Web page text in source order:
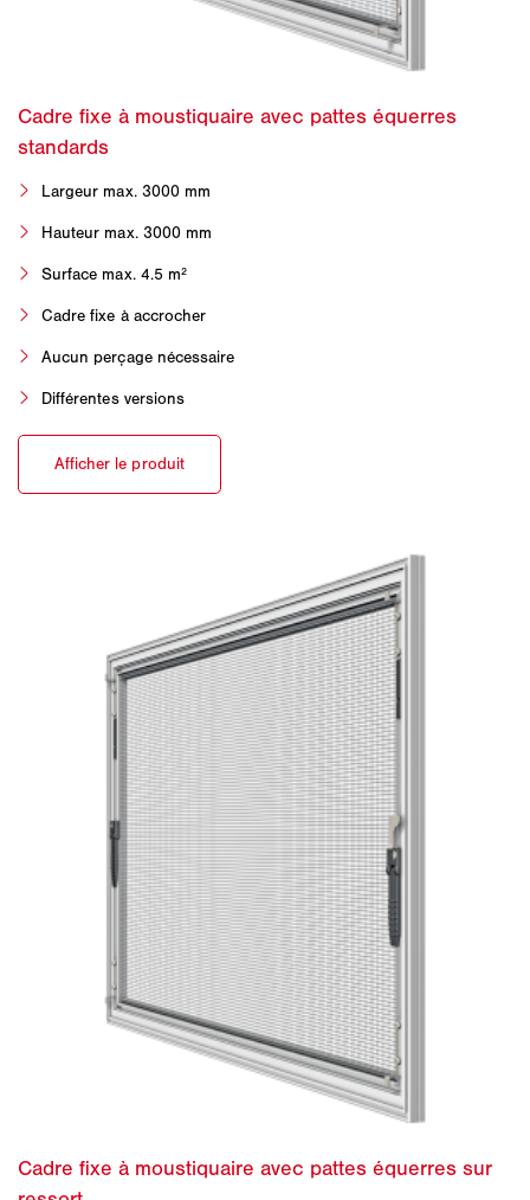
Largeur max. 3000 mm
Hauteur max. 3000 mm
Surface max. 4.5 m²
Cadre fixe à accrocher
Aucun perçage nécessaire
Différentes versions